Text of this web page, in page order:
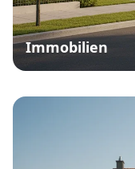
Immobilien